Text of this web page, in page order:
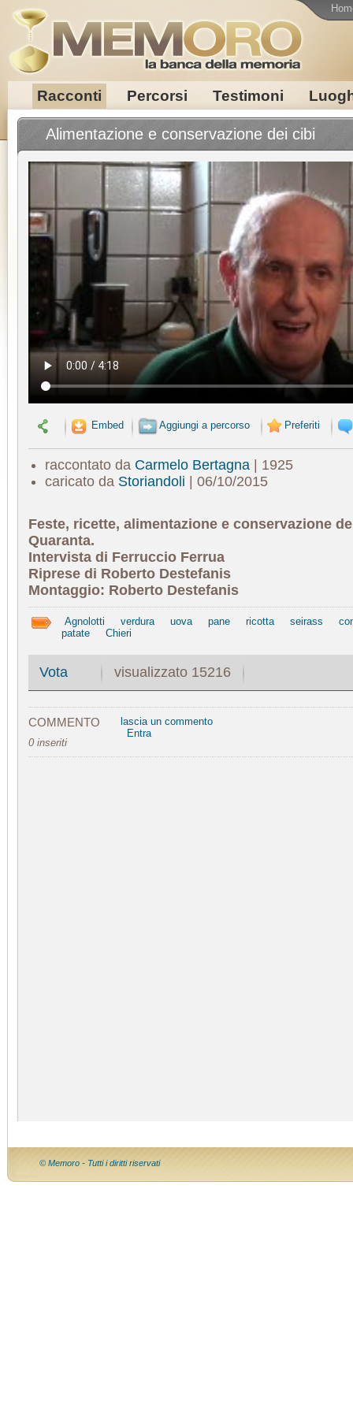
Racconti Percorsi Testimoni
Alimentazione e conservazione dei cibi
Embed Aggiungi a percorso Preferiti
raccontato da Carmelo Bertagna| 1925
caricato da Storiandoli | 06/10/2015
Feste, ricette, alimentazione e conservazione
Quaranta.
Intervista di Ferruccio Ferrua
Riprese di Roberto Destefanis
Montaggio: Roberto Destefanis
Agnolotti verdura uova pane ricotta seirass
patate
Chieri
Vota visualizzato 15216
COMMENTO
0 inseriti
lascia un commento
Entra
© Memoro - Tutti i diritti riservati